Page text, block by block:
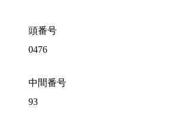
頭番号
0476
中間番号
93